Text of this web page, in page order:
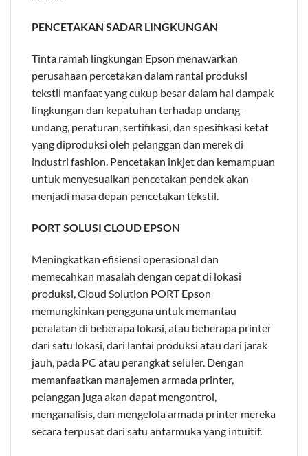
PENCETAKAN SADAR LINGKUNGAN
Tinta ramah lingkungan Epson menawarkan
perusahaan percetakan dalam rantai produksi
tekstil manfaat yang cukup besar dalam hal dampak
lingkungan dan kepatuhan terhadap undang-
undang, peraturan, sertifikasi, dan spesifikasi ketat
yang diproduksi oleh pelanggan dan merek di
industri fashion. Pencetakan inkjet dan kemampuan
untuk menyesuaikan pencetakan pendek akan
menjadi masa depan pencetakan tekstil.
PORT SOLUSI CLOUD EPSON
Meningkatkan efisiensi operasional dan
memecahkan masalah dengan cepat di lokasi
produksi, Cloud Solution PORT Epson
memungkinkan pengguna untuk memantau
peralatan di beberapa lokasi, atau beberapa printer
dari satu lokasi, dari lantai produksi atau dari jarak
jauh, pada PC atau perangkat seluler. Dengan
memanfaatkan manajemen armada printer,
pelanggan juga akan dapat mengontrol,
menganalisis, dan mengelola armada printer mereka
secara terpusat dari satu antarmuka yang intuitif.